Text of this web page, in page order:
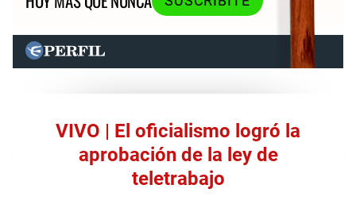
VIVO | El oficialismo logró la
aprobación de la ley de
teletrabajo